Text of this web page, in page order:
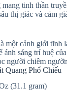
mang tinh thần
thị giác và cảm
một cảnh giới tĩnh
ánh sáng trí huệ
người chiêm
Quang Phổ Chiếu
(31.1 gram)